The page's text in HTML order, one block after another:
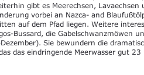
gibt es Meerechsen,
vorbei an Nazca- and
auf dem Pfad liegen. Weitere
Bussard, die Gabelschwanzmöwen
Sie bewundern die
das eindringende Meerwasser gut